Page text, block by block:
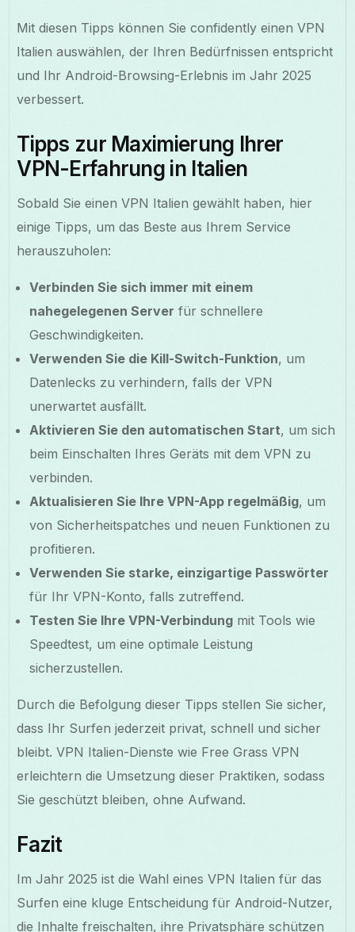
Mit diesen Tipps können Sie confidently einen VPN
Italien auswählen, der Ihren Bedürfnissen entspricht
und Ihr Android-Browsing-Erlebnis im Jahr 2025
verbessert.
Tipps zur Maximierung Ihrer
VPN-Erfahrung in Italien
Sobald Sie einen VPN Italien gewählt haben, hier
einige Tipps, um das Beste aus Ihrem Service
herauszuholen:
Verbinden Sie sich immer mit einem
nahegelegenen Server für schnellere
Geschwindigkeiten.
Verwenden Sie die Kill-Switch-Funktion, um
Datenlecks zu verhindern, falls der VPN
unerwartet ausfällt.
Aktivieren Sie den automatischen Start, um sich
beim Einschalten Ihres Geräts mit dem VPN zu
verbinden.
Aktualisieren Sie Ihre VPN-App regelmäßig, um
von Sicherheitspatches und neuen Funktionen zu
profitieren.
Verwenden Sie starke, einzigartige Passwörter
für Ihr VPN-Konto, falls zutreffend.
Testen Sie Ihre VPN-Verbindung mit Tools wie
Speedtest, um eine optimale Leistung
sicherzustellen.
Durch die Befolgung dieser Tipps stellen Sie sicher,
dass Ihr Surfen jederzeit privat, schnell und sicher
bleibt. VPN Italien-Dienste wie Free Grass VPN
erleichtern die Umsetzung dieser Praktiken, sodass
Sie geschützt bleiben, ohne Aufwand.
Fazit
Im Jahr 2025 ist die Wahl eines VPN Italien für das
Surfen eine kluge Entscheidung für Android-Nutzer,
die Inhalte freischalten, ihre Privatsphäre schützen